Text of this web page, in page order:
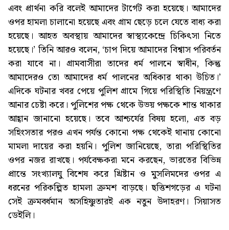
এবং প্রার্থনা করি বলেই আমাদের টার্গেট করা হয়েছে। আমাদের
ওপর হামলা চালানো হয়েছে এবং গ্রাম ছেড়ে চলে যেতে বাধ্য করা
হয়েছে। আহত অবস্থায় আমাদের স্বাস্থ্যকেন্দ্রে চিকিৎসা নিতে
হয়েছে।’ তিনি আরও বলেন, ‘চাপ দিয়ে আমাদের বিশ্বাস পরিবর্তন
করা যাবে না। গ্রামবাসীরা তাদের ধর্ম পালনে স্বাধীন, কিন্তু
আমাদেরও তো আমাদের ধর্ম পালনের অধিকার থাকা উচিত।’
এদিকে ঘটনার খবর পেয়ে পুলিশ গ্রামে গিয়ে পরিস্থিতি নিয়ন্ত্রণে
আনার চেষ্টা করে। পুলিশের পক্ষ থেকে উভয় পক্ষকে শান্ত থাকার
আহ্বান জানানো হয়েছে। তবে আশ্চর্যের বিষয় হলো, এত বড়
সহিংসতার পরও এখন পর্যন্ত কোনো পক্ষ থেকেই থানায় কোনো
মামলা দায়ের করা হয়নি। পুলিশ জানিয়েছে, তারা পরিস্থিতির
ওপর নজর রাখছে। পর্যবেক্ষকরা মনে করছেন, ভারতের বিভিন্ন
প্রান্তে সংখ্যালঘু বিশেষ করে খ্রিষ্টান ও মুসলিমদের ওপর এ
ধরনের পরিকল্পিত হামলা ক্রমশ বাড়ছে। ছত্তিশগড়ের এ ঘটনা
সেই ক্রমবর্ধমান অসহিষ্ণুতারই এক নতুন উদাহরণ। সিয়াসত
ডেইলি।